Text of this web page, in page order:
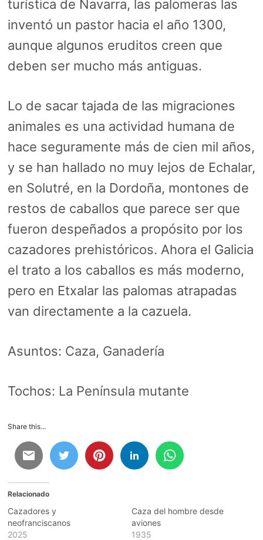
turística de Navarra, las palomeras las
inventó un pastor hacia el año 1300,
aunque algunos eruditos creen que
deben ser mucho más antiguas.
Lo de sacar tajada de las migraciones
animales es una actividad humana de
hace seguramente más de cien mil años,
y se han hallado no muy lejos de Echalar,
en Solutré, en la Dordoña, montones de
restos de caballos que parece ser que
fueron despeñados a propósito por los
cazadores prehistóricos. Ahora el Galicia
el trato a los caballos es más moderno,
pero en Etxalar las palomas atrapadas
van directamente a la cazuela.
Asuntos: Caza, Ganadería
Tochos: La Península mutante
Share this...
Relacionado
Cazadores y
neofranciscanos
2025
Caza del hombre desde
aviones
1935